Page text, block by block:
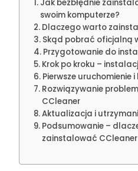
Jak bezbłędnie
swoim komputerze?
Dlaczego warto
Skąd pobrać oficjalną
Przygotowanie do
Krok po kroku –
Pierwsze
Rozwiązywanie
CCleaner
Aktualizacja i
Podsumowanie –
zainstalować CCleaner